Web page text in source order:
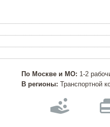
По Москве и МО: 1-2
В регионы: Транспортной